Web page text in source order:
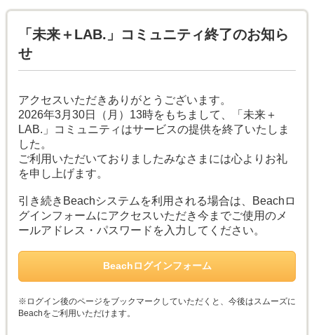
「未来＋LAB.」コミュニティ終了のお知ら
せ
アクセスいただきありがとうございます。
2026年3月30日（月）13時をもちまして、「未来＋
LAB.」コミュニティはサービスの提供を終了いたしま
した。
ご利用いただいておりましたみなさまには心よりお礼
を申し上げます。
引き続きBeachシステムを利用される場合は、Beachロ
グインフォームにアクセスいただき今までご使用のメ
ールアドレス・パスワードを入力してください。
Beachログインフォーム
※ログイン後のページをブックマークしていただくと、今後はスムーズに
Beachをご利用いただけます。